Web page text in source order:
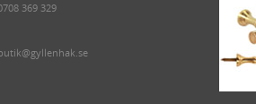
369 329